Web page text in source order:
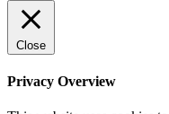
Close
Privacy Overview